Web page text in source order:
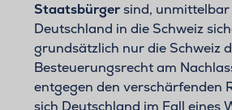
Staatsbürgersind, unmittelbar
Deutschland in die Schweiz
grundsätzlich nur die Schweiz
Besteuerungsrecht am
entgegen den verschärfenden
sich Deutschland im Fall eines